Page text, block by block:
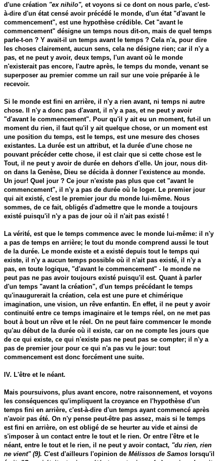
d'une création "ex nihilo", et voyons si ce dont on nous parle, c'est-
à-dire d'un état censé avoir précédé le monde, d'un état "d'avant le
commencement", est une hypothèse crédible. Cet "avant le
commencement" désigne un temps nous dit-on, mais de quel temps
parle-t-on ? Y avait-il un temps avant le temps ? Cela n'a, pour dire
les choses clairement, aucun sens, cela ne désigne rien; car il n'y a
pas, et ne peut y avoir, deux temps, l'un avant où le monde
n'existerait pas encore, l'autre après, le temps du monde, venant se
superposer au premier comme un rail sur une voie préparée à le
recevoir.
Si le monde est fini en arrière, il n'y a rien avant, ni temps ni autre
chose. Il n'y a donc pas d'avant, il n'y a pas, et ne peut y avoir
"d'avant le commencement". Pour qu'il y ait eu un moment, fut-il un
moment du rien, il faut qu'il y ait quelque chose, or un moment est
une position du temps, est le temps, est une mesure des choses
existantes. La durée est un attribut, et la durée d'une chose ne
pouvant précéder cette chose, il est clair que si cette chose est le
Tout, il ne peut y avoir de durée en dehors d'elle. Un jour, nous dit-
on dans la Genèse, Dieu se décida à donner l'existence au monde.
Un jour! Quel jour ? Ce jour n'existe pas plus que cet "avant le
commencement", il n'y a pas de durée où le loger. Le premier jour
qui ait existé, c'est le premier jour du monde lui-même. Nous
sommes, de ce fait, obligés d'admettre que le monde a toujours
existé puisqu'il n'y a pas de jour où il n'ait pas existé !
La vérité, est que le temps commence avec le monde lui-même: il n'y
a pas de temps en arrière; le tout du monde comprend aussi le tout
de la durée. Le monde existe et a existé depuis tout le temps qui
existe, il n'y a aucun temps possible où il n'ait pas existé, il n'y a
pas, en toute logique, "d'avant le commencement" - le monde ne
peut pas ne pas avoir toujours existé puisqu'il est. Quant à parler
d'un temps "avant la création", d'un temps précédant le temps
qu'inaugurerait la création, cela est une pure et chimérique
imagination, une vision, un rêve enfantin. En effet, il ne peut y avoir
continuité entre ce temps imaginaire et le temps réel, on ne met pas
bout à bout un rêve et le réel. On ne peut faire commencer le monde
qu'au début de la durée où il existe, car on ne compte les jours que
de ce qui existe, ce qui n'existe pas ne peut pas se compter; il n'y a
pas de premier jour pour ce qui n'a pas vu le jour: tout
commencement est donc forcément une suite.
IV. L'être et le néant.
Mais poursuivons, plus avant encore, notre raisonnement, et voyons
les conséquences qu'impliquent la croyance en l'hypothèse d'un
temps fini en arrière, c'est-à-dire d'un temps ayant commencé après
n'avoir pas été. On n'y pense peut-être pas assez, mais si le temps
est fini en arrière, on est obligé de se heurter au vide et ainsi de
s'imposer à un contact entre le tout et le rien. Or entre l'être et le
néant, entre le tout et le rien, il ne peut y avoir contact, "du rien, rien
ne vient" (9). C'est d'ailleurs l'opinion deMélissos de Samos lorsqu'il